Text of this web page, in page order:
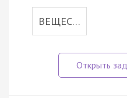
ВЕЩЕС…